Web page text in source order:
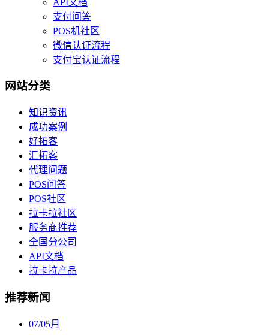
支付问答
POS机社区
微信认证流程
支付宝认证流程
网站分类
知识资讯
成功案例
好拓客
汇拓客
代理问题
POS问答
POS社区
拉卡拉社区
服务商推荐
全国分公司
API文档
拉卡拉产品
推荐新闻
07/05月